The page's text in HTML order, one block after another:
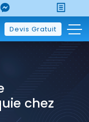
Devis Gratuit
chez